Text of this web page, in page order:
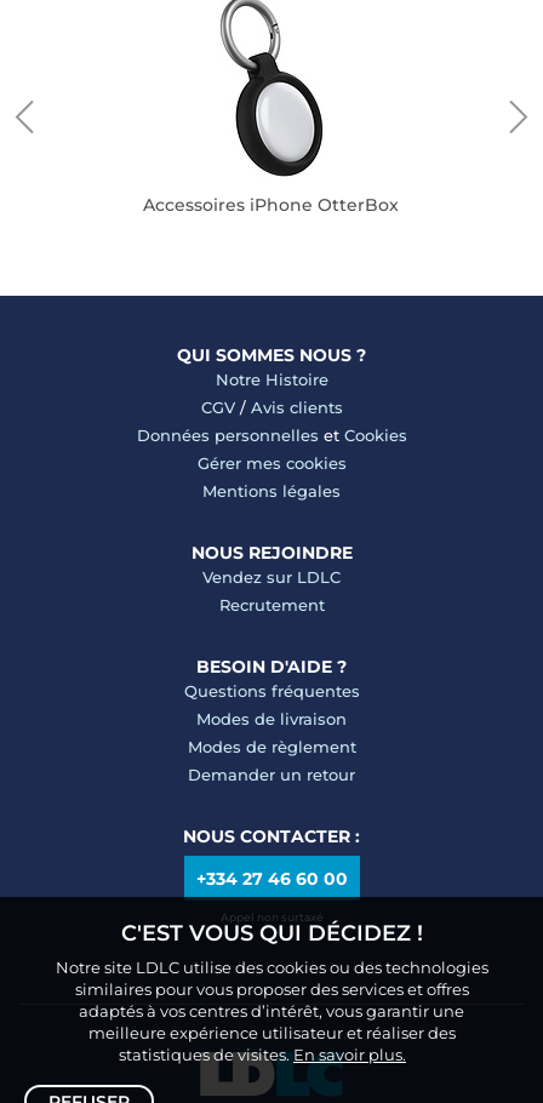
Accessoires iPhone OtterBox
QUI SOMMES NOUS ?
Notre Histoire
CGV/ Avis clients
Données personnelles et Cookies
Gérer mes cookies
Mentions légales
NOUS REJOINDRE
Vendez sur LDLC
Recrutement
BESOIN D'AIDE ?
Questions fréquentes
Modes de livraison
Modes de règlement
Demander un retour
NOUS CONTACTER :
+334 27 46 60 00
Appel non surtaxé
C'EST VOUS QUI DÉCIDEZ !
Notre site LDLC utilise des cookies ou des technologies
similaires pour vous proposer des services et offres
adaptés à vos centres d’intérêt, vous garantir une
meilleure expérience utilisateur et réaliser des
statistiques de visites.En savoir plus.